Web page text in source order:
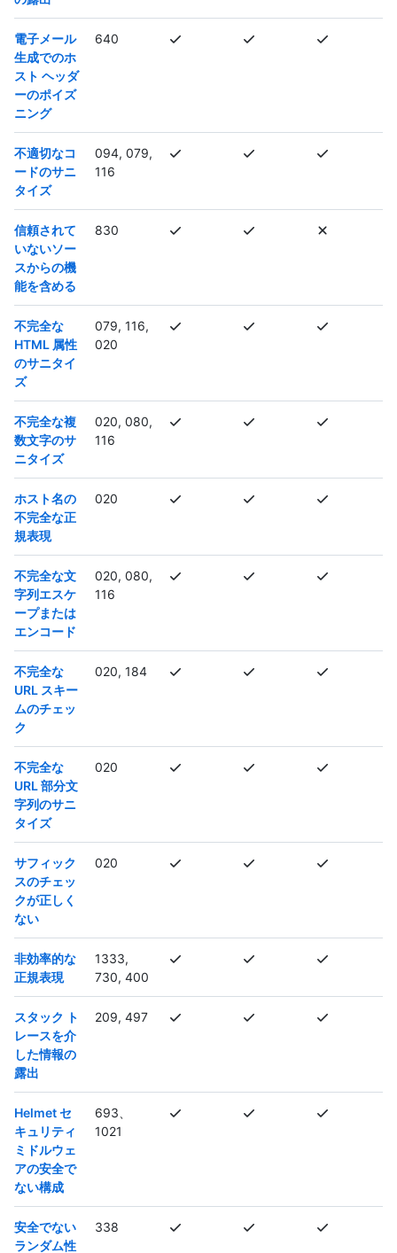
電子メール
生成でのホ
スト ヘッダ
ーのポイズ
ニング
640
不適切なコ
ードのサニ
タイズ
094, 079,
116
信頼されて
いないソー
スからの機
能を含める
830
不完全な
HTML 属性
のサニタイ
ズ
079, 116,
020
不完全な複
数文字のサ
ニタイズ
020, 080,
116
ホスト名の
不完全な正
規表現
020
不完全な文
字列エスケ
ープまたは
エンコード
020, 080,
116
不完全な
URL スキー
ムのチェッ
ク
020, 184
不完全な
URL 部分文
字列のサニ
タイズ
020
サフィック
スのチェッ
クが正しく
ない
020
非効率的な
正規表現
1333,
730, 400
スタック ト
レースを介
した情報の
露出
209, 497
Helmet セ
キュリティ
ミドルウェ
アの安全で
ない構成
693、
1021
安全でない
ランダム性
338